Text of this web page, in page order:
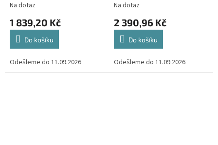
Na dotaz
1 839,20 Kč
Do košíku
Odešleme do 11.09.2026
Na dotaz
2 390,96 Kč
Do košíku
Odešleme do 11.09.2026